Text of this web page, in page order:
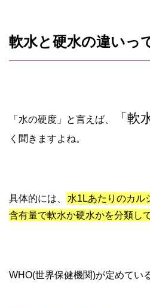
軟水と硬水の違いっ
「水の硬度」と言えば、 「軟
く聞きますよね。
具体的には、
水1Lあたりのカル
含有量で軟水か硬水かを分類し
WHO(世界保健機関)が定めてい